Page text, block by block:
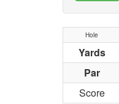
Hole
Yards
Par
Score